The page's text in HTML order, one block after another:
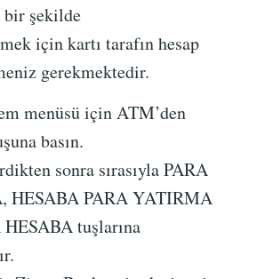
şekilde
için kartı tarafın hesap
gerekmektedir.
menüsü için ATM’den
basın.
sonra sırasıyla PARA
HESABA PARA YATIRMA
tuşlarına